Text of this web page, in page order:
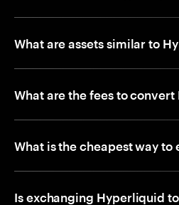
What are assets similar to
What are the fees to
What is the cheapest way
Is exchanging Hyperliquid